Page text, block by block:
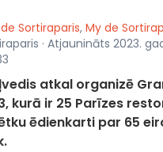
Sortiraparis, My de
· Atjaunināts 2023.
atkal organizē
kurā ir 25 Parīzes
ēdienkarti par 65